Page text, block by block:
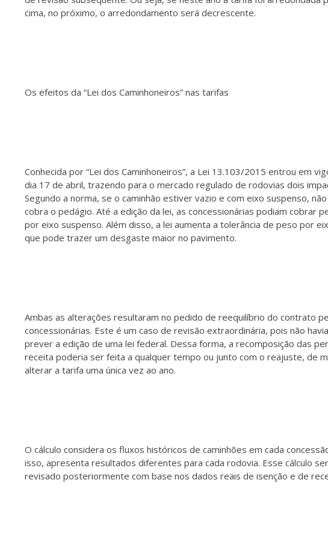
cima, no próximo, o arredondamento será decrescente.
Os efeitos da “Lei dos Caminhoneiros” nas tarifas
Conhecida por “Lei dos Caminhoneiros”, a Lei 13.103/2015 entrou em
dia 17 de abril, trazendo para o mercado regulado de rodovias dois
Segundo a norma, se o caminhão estiver vazio e com eixo suspenso,
cobra o pedágio. Até a edição da lei, as concessionárias podiam cobrar
por eixo suspenso. Além disso, a lei aumenta a tolerância de peso por
que pode trazer um desgaste maior no pavimento.
Ambas as alterações resultaram no pedido de reequilíbrio do contrato
concessionárias. Este é um caso de revisão extraordinária, pois não
prever a edição de uma lei federal. Dessa forma, a recomposição das
receita poderia ser feita a qualquer tempo ou junto com o reajuste, de
alterar a tarifa uma única vez ao ano.
O cálculo considera os fluxos históricos de caminhões em cada
isso, apresenta resultados diferentes para cada rodovia. Esse cálculo
revisado posteriormente com base nos dados reais de isenção e de